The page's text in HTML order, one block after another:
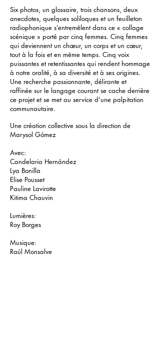
Six photos, un glossaire, trois chansons, deux
anecdotes, quelques soliloques et un feuilleton
radiophonique s’entremêlent dans ce « collage
scénique » porté par cinq femmes. Cinq femmes
qui deviennent un chœur, un corps et un cœur,
tout à la fois et en même temps. Cinq voix
puissantes et retentissantes qui rendent hommage
à notre oralité, à sa diversité et à ses origines.
Une recherche passionnante, délirante et
raffinée sur le langage courant se cache derrière
ce projet et se met au service d'une palpitation
communautaire.
Une création collective sous la direction de
Marysol Gómez
Avec:
Candelaria Hernández
Lya Bonilla
Elise Pousset
Pauline Lavirotte
Kitima Chauvin
Lumières:
Roy Borges
Musique:
Raúl Monsalve